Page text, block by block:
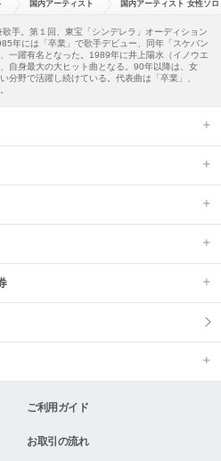
国内アーティスト 国内アーティスト 女性ソロ
手。第１回、東宝「シンデレラ」オーディション
年には「卒業」で歌手デビュー、同年「スケバン
一躍有名となった。1989年に井上陽水（イノウエ
自身最大の大ヒット曲となる。90年以降は、女
分野で活躍し続けている。代表曲は「卒業」、
ご利用ガイド
お取引の流れ